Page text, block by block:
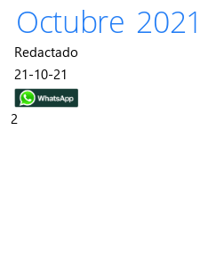
Octubre
Redactado
21-10-21
2